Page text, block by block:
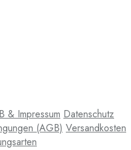
& Impressum Datenschutz
(AGB) Versandkosten